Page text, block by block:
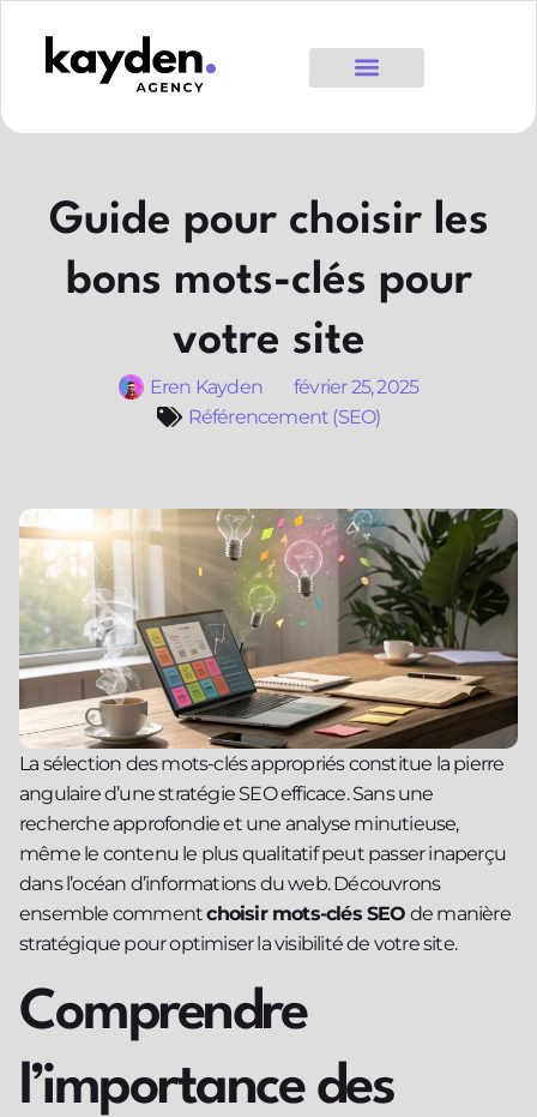
Guide pour choisir les
bons mots-clés pour
votre site
Eren Kayden
février 25, 2025
Référencement (SEO)
La sélection des mots-clés appropriés constitue la pierre
angulaire d’une stratégie SEO efficace. Sans une
recherche approfondie et une analyse minutieuse,
même le contenu le plus qualitatif peut passer inaperçu
dans l’océan d’informations du web. Découvrons
ensemble commentchoisir mots-clés SEO de manière
stratégique pour optimiser la visibilité de votre site.
Comprendre
l’importance des